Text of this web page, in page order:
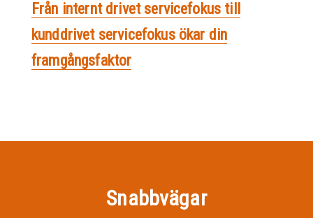
Next
Från internt drivet servicefokus till
kunddrivet servicefokus ökar din
framgångsfaktor
Snabbvägar